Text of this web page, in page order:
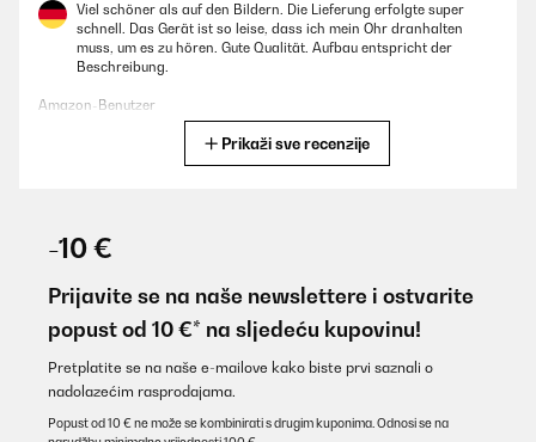
Viel schöner als auf den Bildern. Die Lieferung erfolgte super
schnell. Das Gerät ist so leise, dass ich mein Ohr dranhalten
muss, um es zu hören. Gute Qualität. Aufbau entspricht der
Beschreibung.
Amazon-Benutzer
Amazon-Benutzer
POTVRĐENI PREGLED
Prikaži sve recenzije
-10 €
Prijavite se na naše newslettere i ostvarite
popust od 10 €* na sljedeću kupovinu!
Pretplatite se na naše e-mailove kako biste prvi saznali o
nadolazećim rasprodajama.
Popust od 10 € ne može se kombinirati s drugim kuponima. Odnosi se na